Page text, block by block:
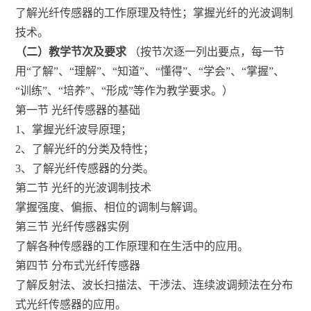
了解光纤传感器的工作原理及特性；掌握光纤的光波调制
技术。
（二）教学节次及要求 （按节次逐一列出要点，每一节
用“了解”、“理解”、“知道”、“懂得”、“学会”、“掌握”、
“训练”、“培养”、“形成”等作为教学要求。）
第一节 光纤传感器的基础
1、掌握光纤波导原理；
2、了解光纤的分类及特性；
3、了解光纤传感器的分类。
第二节 光纤的光波调制技术
掌握强度、偏振、相位的调制与解调。
第三节 光纤传感器实例
了解各种传感器的工作原理和在生活中的应用。
第四节 分布式光纤传感器
了解反射法、波长扫描法、干涉法、连续波调频法在分布
式光纤传感器的应用。